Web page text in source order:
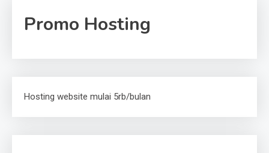
Promo Hosting
Hosting website mulai 5rb/bulan